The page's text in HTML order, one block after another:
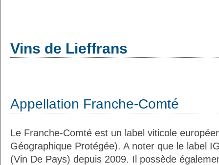
Vins de Lieffrans
Appellation Franche-Comté
Le Franche-Comté est un label viticole
Géographique Protégée). A noter que le label
(Vin De Pays) depuis 2009. Il possède